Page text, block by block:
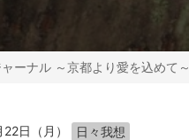
ーナル ～京都より愛を込めて～
日（月） 日々我想